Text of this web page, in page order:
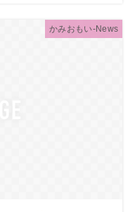
かみおもい-News